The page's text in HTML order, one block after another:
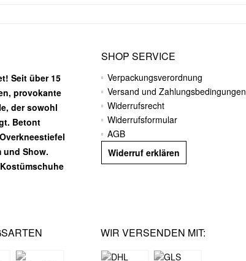
Seit über 15
provokante
der sowohl
Betont
und Show.
SHOP SERVICE
Verpackungsverordnung
Versand und Zahlungsbedingungen
Widerrufsrecht
Widerrufsformular
AGB
Widerruf erklären
WIR VERSENDEN MIT: